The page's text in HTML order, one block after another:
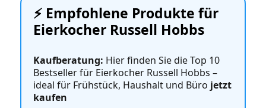
⚡️ Empfohlene Produkte für
Eierkocher Russell Hobbs
Kaufberatung: Hier finden Sie die Top 10
Bestseller für Eierkocher Russell Hobbs –
ideal für Frühstück, Haushalt und Büro jetzt
kaufen